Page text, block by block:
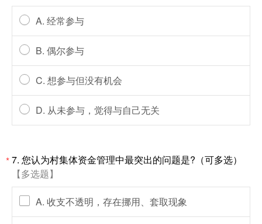
A. 经常参与
B. 偶尔参与
C. 想参与但没有机会
D. 从未参与，觉得与自己无关
*7. 您认为村集体资金管理中最突出的问题是?（可多选）
【多选题】
A. 收支不透明，存在挪用、套取现象